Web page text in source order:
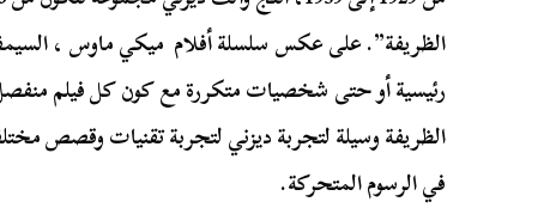
الظريفة”. على عكس سلسلة أفلام ميكي ماوس ،
رئيسية أو حتى شخصيات متكررة مع كون كل فيلم
الظريفة وسيلة لتجربة ديزني لتجربة تقنيات وقصص
في الرسوم المتحركة.